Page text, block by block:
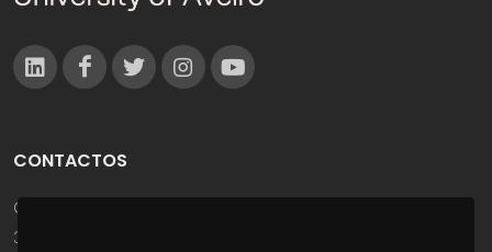
CONTACTOS
Campus Universitário de Santiago
3810-193 Aveiro - Portugal